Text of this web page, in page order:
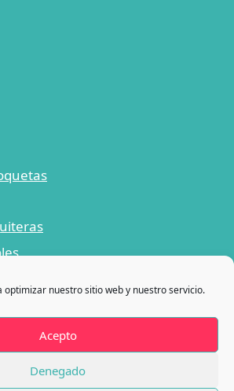
optimizar nuestro sitio web y nuestro servicio.
Acepto
Denegado